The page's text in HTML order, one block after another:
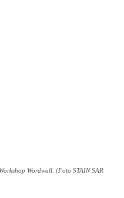
Wordwall. (Foto STAIN SAR